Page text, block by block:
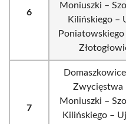
6
Moniuszki –
Kilińskiego –
Poniatowskiego
7
Zwycięstwa
Moniuszki –
Kilińskiego –